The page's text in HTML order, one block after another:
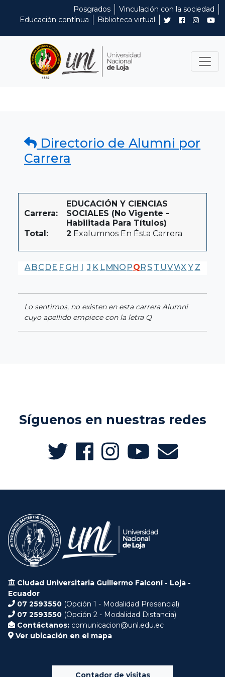
Posgrados
Vinculación con la sociedad
Educación contínua
Biblioteca virtual
Directorio de Alumni por
Carrera
Carrera:
EDUCACIÓN Y CIENCIAS
SOCIALES (No Vigente -
Habilitada Para Títulos)
Total:
2 Exalumnos En Ésta Carrera
A BC DE F G H I J K LMNO PQR S T UVWX Y Z
Lo sentimos, no existen en esta carrera Alumni
cuyo apellido empiece con la letra Q
Síguenos en nuestras redes
Ciudad Universitaria Guillermo Falconí - Loja -
Ecuador
07 2593550 (Opción 1 - Modalidad Presencial)
07 2593550 (Opción 2 - Modalidad Distancia)
Contáctanos: comunicacion@unl.edu.ec
Ver ubicación en el mapa
Contador de visitas